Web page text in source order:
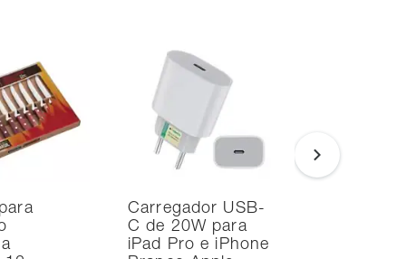
Carregador USB-
C de 20W para
iPad Pro e iPhone